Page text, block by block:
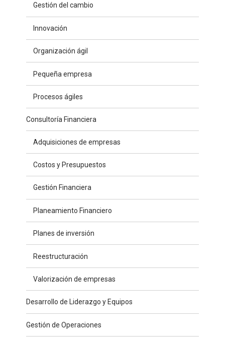
Gestión del cambio
Innovación
Organización ágil
Pequeña empresa
Procesos ágiles
Consultoría Financiera
Adquisiciones de empresas
Costos y Presupuestos
Gestión Financiera
Planeamiento Financiero
Planes de inversión
Reestructuración
Valorización de empresas
Desarrollo de Liderazgo y Equipos
Gestión de Operaciones